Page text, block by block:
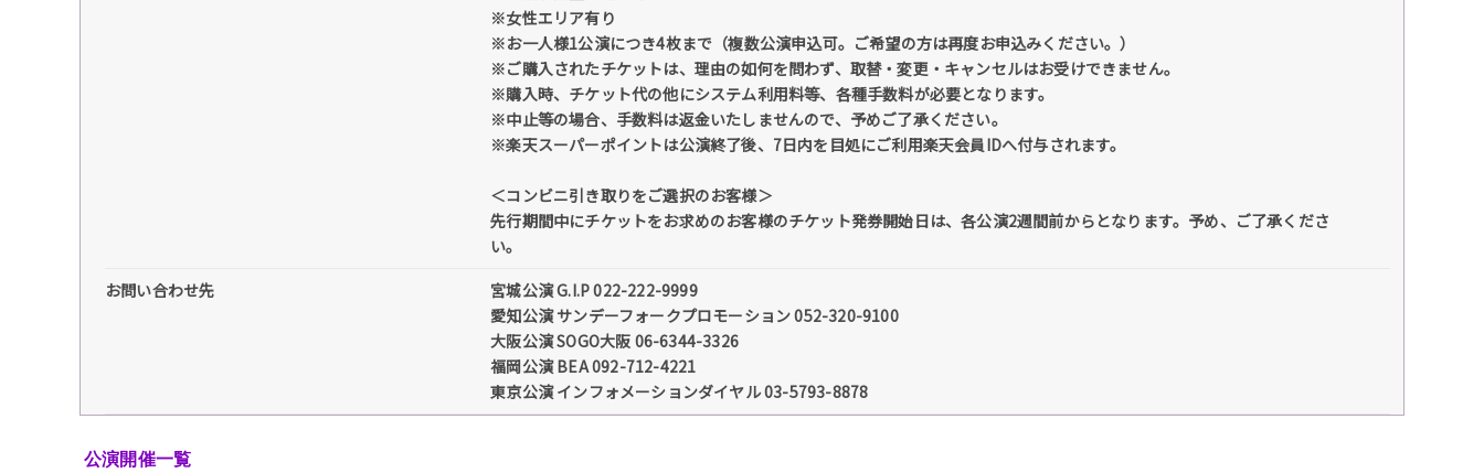
※女性エリア有り
※お一人様1公演につき4枚まで（複数公演申込可。ご希望の方は再度お申込みください。）
※ご購入されたチケットは、理由の如何を問わず、取替・変更・キャンセルはお受けできません。
※購入時、チケット代の他にシステム利用料等、各種手数料が必要となります。
※中止等の場合、手数料は返金いたしませんので、予めご了承ください。
※楽天スーパーポイントは公演終了後、7日内を目処にご利用楽天会員IDへ付与されます。
＜コンビニ引き取りをご選択のお客様＞
先行期間中にチケットをお求めのお客様のチケット発券開始日は、各公演2週間前からとなります。予め、ご了承くださ
い。
お問い合わせ先
宮城公演 G.I.P 022-222-9999
愛知公演 サンデーフォークプロモーション 052-320-9100
大阪公演 SOGO大阪 06-6344-3326
福岡公演 BEA 092-712-4221
東京公演 インフォメーションダイヤル 03-5793-8878
公演開催一覧